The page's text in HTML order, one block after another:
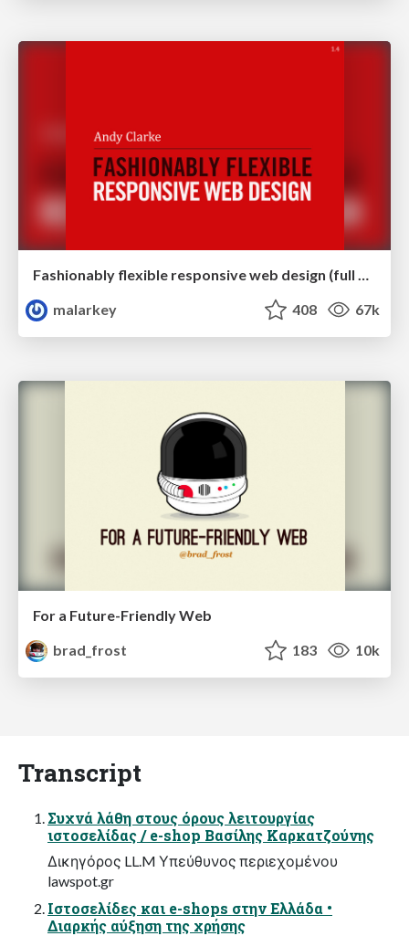
Fashionably flexible responsive web design (full day workshop)
malarkey
408 67k
For a Future-Friendly Web
brad_frost
183 10k
Transcript
Συχνά λάθη στους όρους λειτουργίας
ιστοσελίδας / e-shop Βασίλης Καρκατζούνης
Δικηγόρος LL.M Υπεύθυνος περιεχομένου
lawspot.gr
Ιστοσελίδες και e-shops στην Ελλάδα •
Διαρκής αύξηση της χρήσης